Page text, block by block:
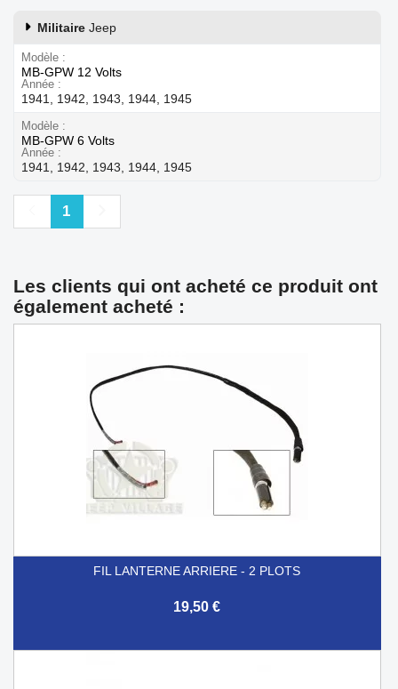
Militaire Jeep
Modèle
MB-GPW 12 Volts
Année
1941, 1942, 1943, 1944, 1945
Modèle
MB-GPW 6 Volts
Année
1941, 1942, 1943, 1944, 1945
Précédent
1
Les clients qui ont acheté ce produit ont
également acheté :
FIL LANTERNE ARRIERE - 2 PLOTS
19,50 €